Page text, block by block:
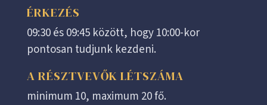
ÉRKEZÉS
09:30 és 09:45 között, hogy 10:00-kor
pontosan tudjunk kezdeni.
A RÉSZTVEVŐK LÉTSZÁMA
minimum 10, maximum 20 fő.